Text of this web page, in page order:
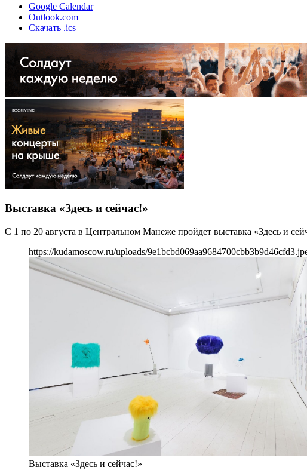
Google Calendar
Outlook.com
Скачать .ics
Выставка «Здесь и сейчас!»
С 1 по 20 августа в Центральном Манеже пройдет выставка «Здесь и
https://kudamoscow.ru/uploads/
Выставка «Здесь и сейчас!»